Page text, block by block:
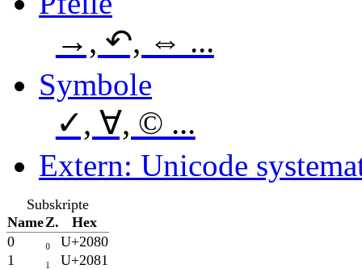
→, ↶, ⇔ ...
Symbole
✓, ∀, © ...
Extern: Unicode
Subskripte
NameZ.
Hex
0
₀
U+2080
1
₁
U+2081